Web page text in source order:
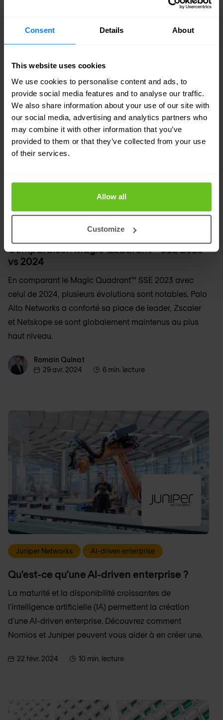
Consent Details About
This website uses cookies
We use cookies to personalise content and ads, to
provide social media features and to analyse our traffic.
We also share information about your use of our site with
our social media, advertising and analytics partners who
may combine it with other information that you’ve
provided to them or that they’ve collected from your use
of their services.
Allow all
Customize
Romain Quinat
Romain Quinat
3 juil. 2024
Comparaison Magic Quadrant™ SSE 2023
vs 2024
En comparant le Magic Quadrant™ SSE 2023 avec
celui de 2024, plusieurs évolutions sont notables. Palo
Alto Networks a conforté sa place de leader, Zscaler
et Netskope se sont globalement maintenus au plus
haut niveau.
Romain Quinat
Romain Quinat
29 avr. 2024
6 min. lecture
Juniper Networks AI-driven enterprise
Qu'est-ce qu'une AI-driven enterprise ?
La maturité et la disponibilité croissantes de
l'intelligence artificielle (IA) permettent la création
d'une AI-driven enterprise. Découvrez comment
Nomios et Juniper peuvent vous aider à en créer une.
22 févr. 2024 10 min. lecture